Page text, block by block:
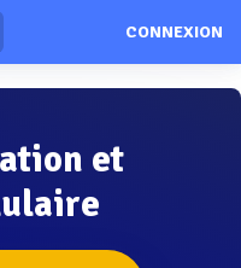
CONNEXION
et